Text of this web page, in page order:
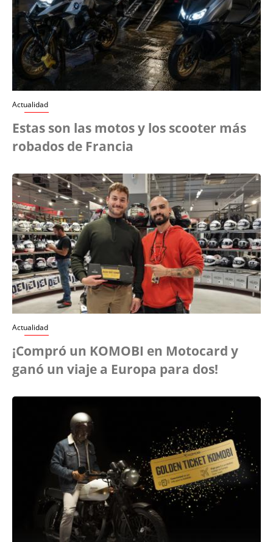
Actualidad
Estas son las motos y los scooter más
robados de Francia
Actualidad
¡Compró un KOMOBI en Motocard y
ganó un viaje a Europa para dos!